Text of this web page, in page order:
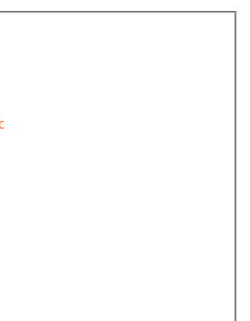
artistique
d’histoire de la BnF
document